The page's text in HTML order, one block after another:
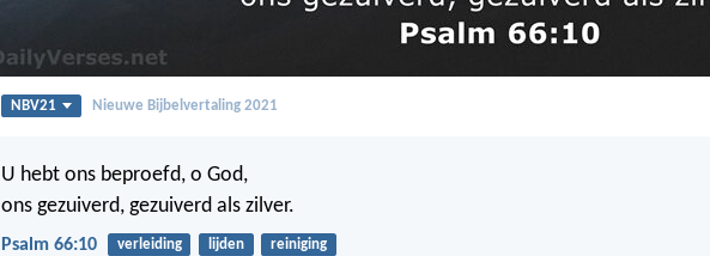
NBV21 Nieuwe Bijbelvertaling 2021
U hebt ons beproefd, o God,
ons gezuiverd, gezuiverd als zilver.
Psalm 66:10 verleiding lijden reiniging